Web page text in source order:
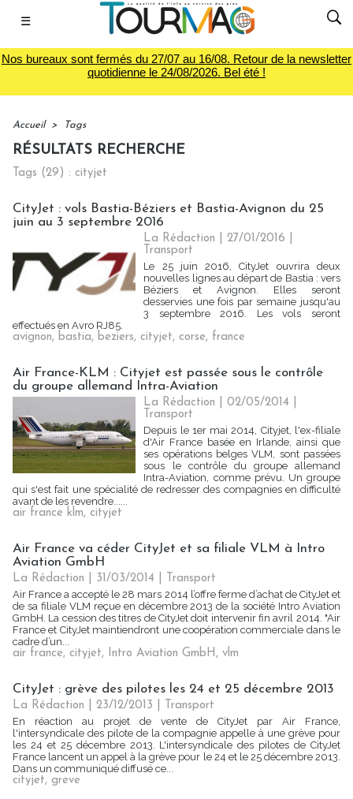
☰
Nos bureaux sont fermés du 27/07 au 16/08. Retour de la newsletter
quotidienne le 24/08/2026. Bel été !
Accueil > Tags
RÉSULTATS RECHERCHE
Tags (29) : cityjet
CityJet : vols Bastia-Béziers et Bastia-Avignon du 25
juin au 3 septembre 2016
La Rédaction | 27/01/2016
Transport
Le 25 juin 2016, CityJet ouvrira deux
nouvelles lignes au départ de Bastia : vers
Béziers et Avignon. Elles seront
desservies une fois par semaine jusqu'au
3 septembre 2016. Les vols seront
effectués en Avro RJ85.
avignon, bastia, beziers, cityjet, corse, france
Air France-KLM : Cityjet est passée sous le contrôle
du groupe allemand Intra-Aviation
La Rédaction | 02/05/2014
Transport
Depuis le 1er mai 2014, Cityjet, l'ex-filiale
d'Air France basée en Irlande, ainsi que
ses opérations belges VLM, sont passées
sous le contrôle du groupe allemand
Intra-Aviation, comme prévu. Un groupe
qui s'est fait une spécialité de redresser des compagnies en difficulté
avant de les revendre......
air france klm, cityjet
Air France va céder CityJet et sa filiale VLM à Intro
Aviation GmbH
La Rédaction | 31/03/2014
Transport
Air France a accepté le 28 mars 2014 l’offre ferme d’achat de CityJet et
de sa filiale VLM reçue en décembre 2013 de la société Intro Aviation
GmbH. La cession des titres de CityJet doit intervenir fin avril 2014. "Air
France et CityJet maintiendront une coopération commerciale dans le
cadre d’un...
air france, cityjet, Intro Aviation GmbH, vlm
CityJet : grève des pilotes les 24 et 25 décembre 2013
La Rédaction | 23/12/2013
Transport
En réaction au projet de vente de CityJet par Air France,
l'intersyndicale des pilote de la compagnie appelle à une grève pour
les 24 et 25 décembre 2013. L'intersyndicale des pilotes de CityJet
France lancent un appel à la grève pour le 24 et le 25 décembre 2013.
Dans un communiqué diffusé ce...
cityjet, greve